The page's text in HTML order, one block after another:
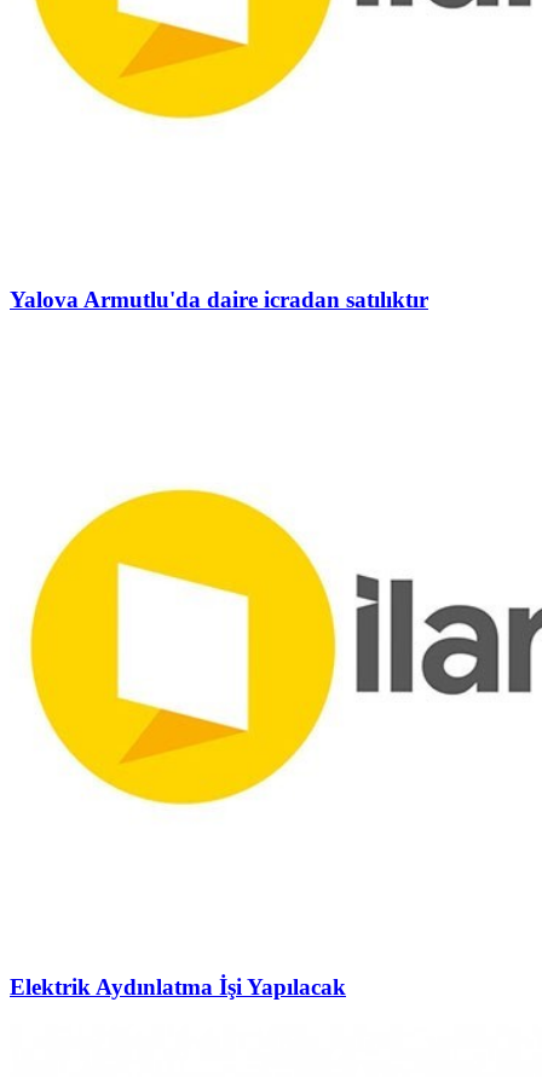
Yalova Armutlu'da daire icradan satılıktır
Elektrik Aydınlatma İşi Yapılacak